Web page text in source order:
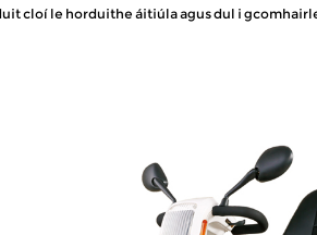
cloí le horduithe áitiúla agus dul i